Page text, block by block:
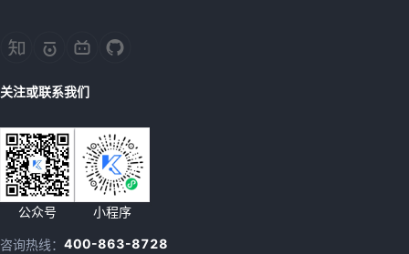
关注或联系我们
公众号 小程序
咨询热线： 400-863-8728